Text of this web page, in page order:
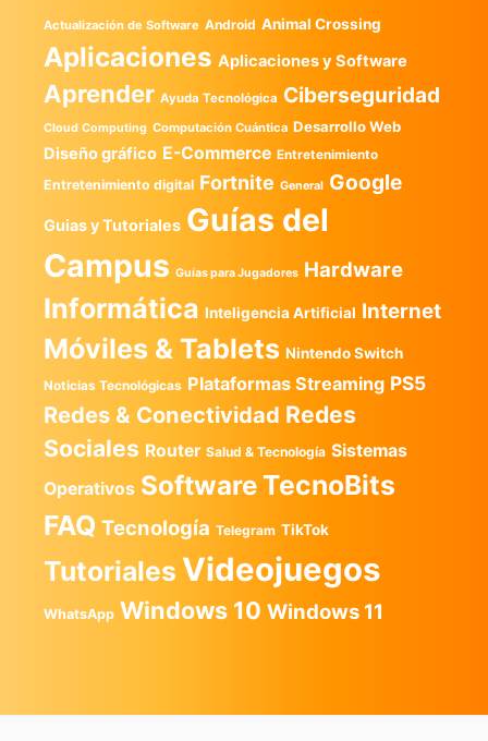
Actualización de Software Android Animal Crossing
Aplicaciones Aplicaciones y Software
Aprender Ayuda Tecnológica Ciberseguridad
Cloud Computing Computación Cuántica Desarrollo Web
Diseño gráfico E-Commerce Entretenimiento
Entretenimiento digital Fortnite General Google
Guias y Tutoriales Guías del
Campus Guías para Jugadores Hardware
Informática Inteligencia Artificial Internet
Móviles & Tablets Nintendo Switch
Noticias Tecnológicas Plataformas Streaming PS5
Redes & Conectividad Redes
Sociales Router Salud & Tecnología Sistemas
Operativos SoftwareTecnoBits
FAQ Tecnología Telegram TikTok
Tutoriales Videojuegos
WhatsApp Windows 10 Windows 11